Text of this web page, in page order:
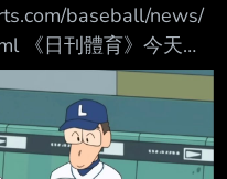
一直討論這件事的
驗室開始練投了，真
baseball/news/
《日刊體育》今天凌
之的建議， 他認為西
期， 借重老將的經
， 二軍調整中的栗山
42歲）、炭谷銀仁朗